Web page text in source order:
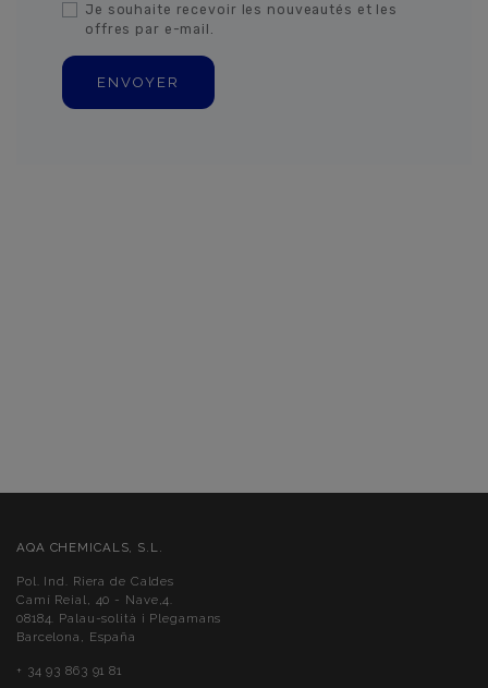
Je souhaite recevoir les nouveautés et les
offres par e-mail.
AQA CHEMICALS, S.L.
Pol. Ind. Riera de Caldes
Camí Reial, 40 - Nave,4.
08184. Palau-solità i Plegamans
Barcelona, España
+ 34 93 863 91 81